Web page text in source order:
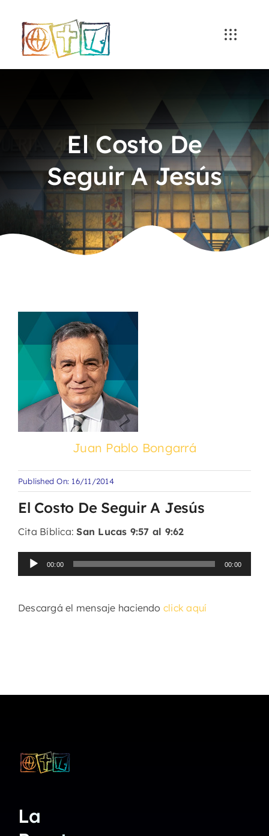
content
El Costo De
Seguir A Jesús
Juan Pablo Bongarrá
Published On: 16/11/2014
El Costo De Seguir A Jesús
Cita Bíblica:San Lucas 9:57 al 9:62
Reproductor
de
00:00 00:00
Descargá el mensaje haciendo click aquí
La